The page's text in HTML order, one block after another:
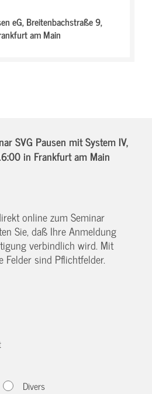
eG,Breitenbachstraße 9,
am Main
SVG Pausen mit System IV,
in Frankfurt am Main
online zum Seminar
Sie, daß Ihre Anmeldung
verbindlich wird. Mit
Felder sind Pflichtfelder.
Divers